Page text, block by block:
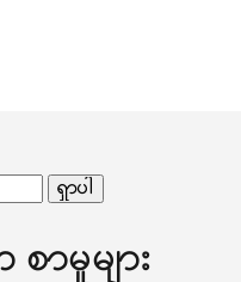
မူများ